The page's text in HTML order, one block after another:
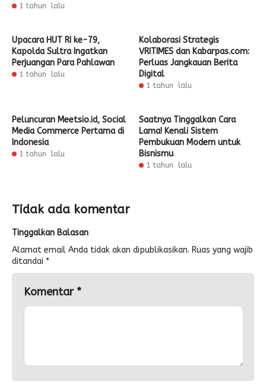
1 tahun lalu
Upacara HUT RI ke-79,
Kapolda Sultra Ingatkan
Perjuangan Para Pahlawan
1 tahun lalu
Kolaborasi Strategis
VRITIMES dan Kabarpas.com:
Perluas Jangkauan Berita
Digital
1 tahun lalu
Peluncuran Meetsio.id, Social
Media Commerce Pertama di
Indonesia
1 tahun lalu
Saatnya Tinggalkan Cara
Lama! Kenali Sistem
Pembukuan Modern untuk
Bisnismu
1 tahun lalu
Tidak ada komentar
Tinggalkan Balasan
Alamat email Anda tidak akan dipublikasikan. Ruas yang wajib
ditandai *
Komentar *